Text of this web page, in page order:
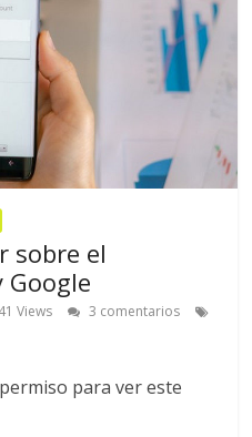
sobre el
Views
3 comentarios
para ver este